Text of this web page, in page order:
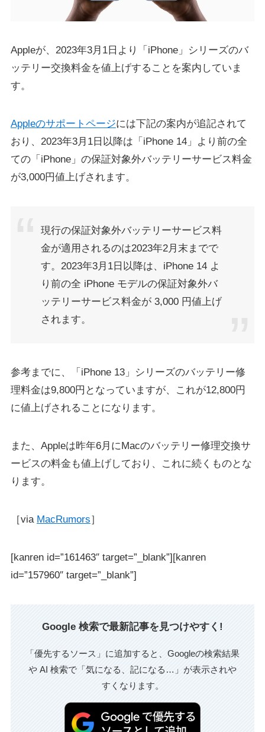
Appleが、2023年3月1日より「iPhone」シリーズのバ
ッテリー交換料金を値上げすることを案内していま
す。
Appleのサポートページには下記の案内が追記されて
おり、2023年3月1日以降は「iPhone 14」より前の全
ての「iPhone」の保証対象外バッテリーサービス料金
が3,000円値上げされます。
現行の保証対象外バッテリーサービス料
金が適用されるのは2023年2月末までで
す。2023年3月1日以降は、iPhone 14 よ
り前の全 iPhone モデルの保証対象外バ
ッテリーサービス料金が 3,000 円値上げ
されます。
参考までに、「iPhone 13」シリーズのバッテリー修
理料金は9,800円となっていますが、これが12,800円
に値上げされることになります。
また、Appleは昨年6月にMacのバッテリー修理交換サ
ービスの料金も値上げしており、これに続くものとな
ります。
［via MacRumors］
[kanren id=”161463″ target=”_blank”][kanren
id=”157960″ target=”_blank”]
Google 検索で最新記事を見つけやすく!
「優先するソース」に追加すると、Googleの検索結果
や AI 検索で「気になる、記になる…」が表示されや
すくなります。